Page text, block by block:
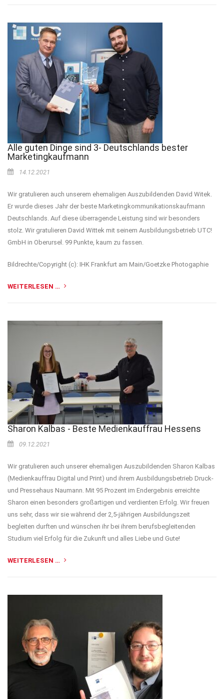
Alle guten Dinge sind 3- Deutschlands bester
Marketingkaufmann
14.12.2021
Wir gratulieren auch unserem ehemaligen Auszubildenden David Witek.
Er wurde dieses Jahr der beste Marketingkommunikationskaufmann
Deutschlands. Auf diese überragende Leistung sind wir besonders
stolz. Wir gratulieren David Wittek mit seinem Ausbildungsbetrieb UTC!
GmbH in Oberursel. 99 Punkte, kaum zu fassen.
Bildrechte/Copyright (c): IHK Frankfurt am Main/Goetzke Photogaphie
WEITERLESEN …
Sharon Kalbas - Beste Medienkauffrau Hessens
09.12.2021
Wir gratulieren auch unserer ehemaligen Auszubildenden Sharon Kalbas
(Medienkauffrau Digital und Print) und ihrem Ausbildungsbetrieb Druck-
und Pressehaus Naumann. Mit 95 Prozent im Endergebnis erreichte
Sharon einen besonders großartigen und verdienten Erfolg. Wir freuen
uns sehr, dass wir sie während der 2,5-jährigen Ausbildungszeit
begleiten durften und wünschen ihr bei ihrem berufsbegleitenden
Studium viel Erfolg für die Zukunft und alles Liebe und Gute!
WEITERLESEN …